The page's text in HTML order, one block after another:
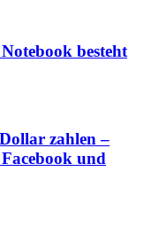
besteht
zahlen –
und